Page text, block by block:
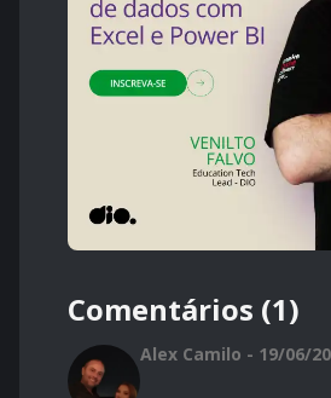
Comentários (1)
Alex Camilo - 19/06/